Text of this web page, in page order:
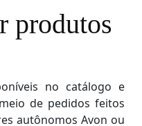
produtos
no catálogo e
de pedidos feitos
autônomos Avon ou